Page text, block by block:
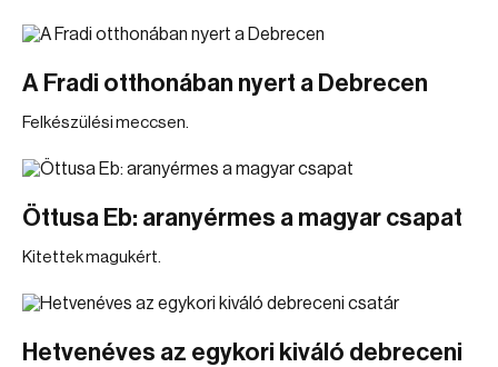
A Fradi otthonában nyert a Debrecen
Felkészülési meccsen.
Öttusa Eb: aranyérmes a magyar csapat
Kitettek magukért.
Hetvenéves az egykori kiváló debreceni